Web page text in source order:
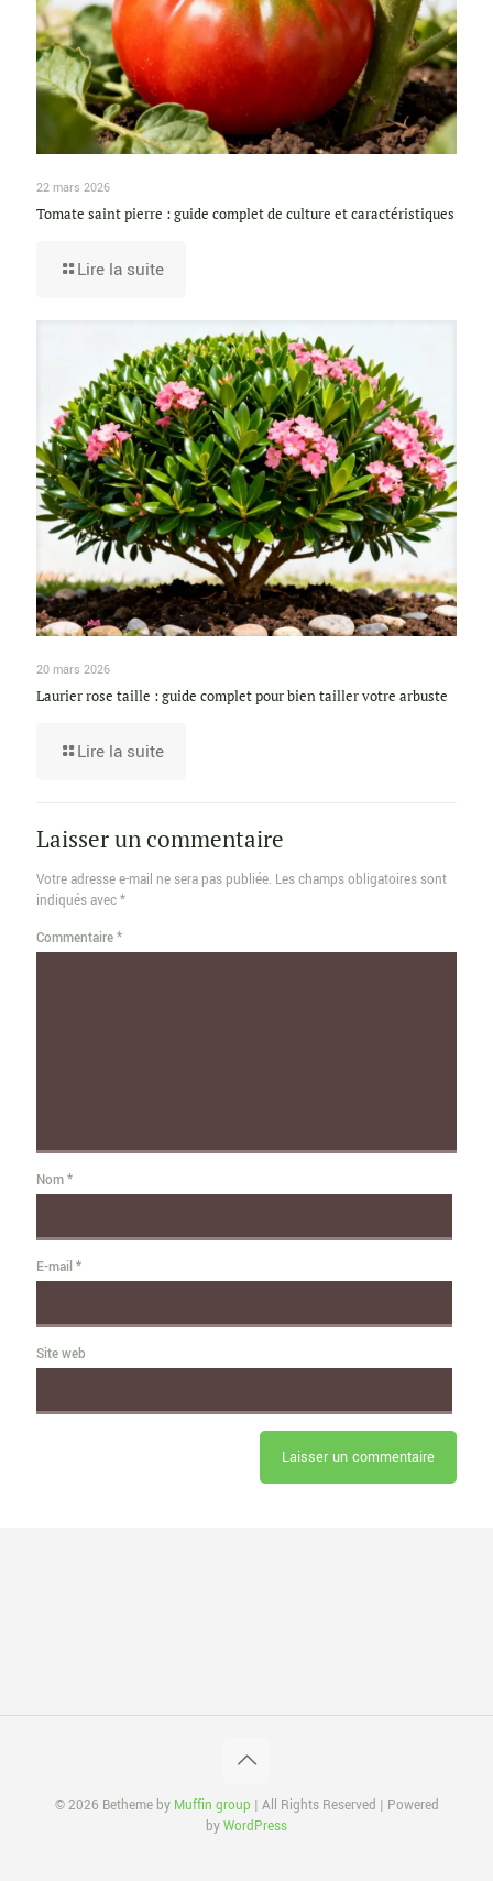
22 mars 2026
Tomate saint pierre : guide complet de culture et caractéristiques
Lire la suite
20 mars 2026
Laurier rose taille : guide complet pour bien tailler votre arbuste
Lire la suite
Laisser un commentaire
Votre adresse e-mail ne sera pas publiée. Les champs obligatoires sont
indiqués avec*
Commentaire*
Nom*
E-mail *
Site web
© 2026 Betheme by Muffin group | All Rights Reserved | Powered
byWordPress